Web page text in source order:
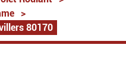
>
80170